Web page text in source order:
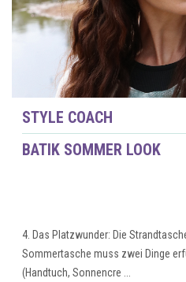
STYLE COACH
BATIK SOMMER LOOK
4. Das Platzwunder: Die
Sommertasche muss zwei Dinge
(Handtuch, Sonnencre ...